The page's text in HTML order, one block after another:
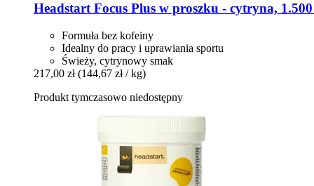
Headstart Focus Plus w proszku -​ cytryna,
Formuła bez kofeiny
Idealny do pracy i uprawiania sportu
Świeży, cytrynowy smak
217,00 zł (144,67 zł / kg)
Produkt tymczasowo niedostępny